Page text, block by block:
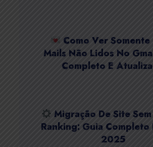
Como Ver Somente
Mails Não Lidos No
Completo E
Migração De Site
Ranking: Guia Completo
2025